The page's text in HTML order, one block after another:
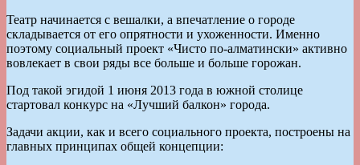
Театр начинается с вешалки, а впечатление о городе
складывается от его опрятности и ухоженности. Именно
поэтому социальный проект «Чисто по-алматински» активно
вовлекает в свои ряды все больше и больше горожан.
Под такой эгидой 1 июня 2013 года в южной столице
стартовал конкурс на «Лучший балкон» города.
Задачи акции, как и всего социального проекта, построены на
главных принципах общей концепции: